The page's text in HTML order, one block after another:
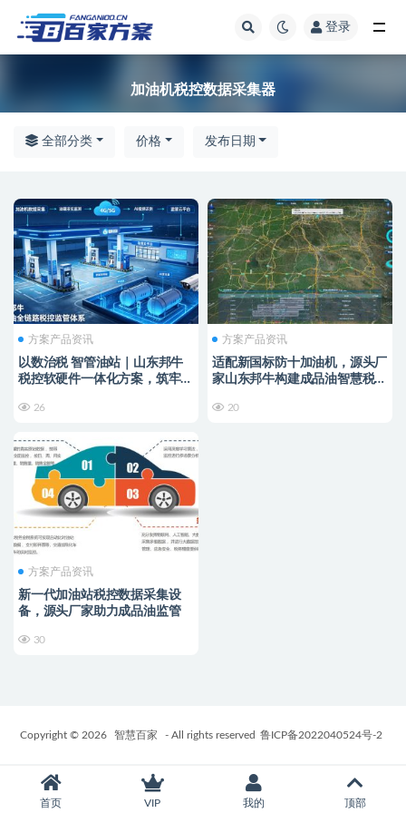
登录
加油机税控数据采集器
全部分类 价格 发布日期
方案产品资讯
以数治税 智管油站｜山东邦牛
税控软硬件一体化方案，筑牢成
26
方案产品资讯
适配新国标防十加油机，源头厂
家山东邦牛构建成品油智慧税控
20
方案产品资讯
新一代加油站税控数据采集设
备，源头厂家助力成品油监管
30
Copyright © 2026 智慧百家 - All rights reserved 鲁ICP备2022040524号-2
首页 VIP 我的 顶部